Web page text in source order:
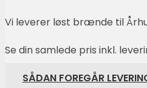
Vi leverer løst brænde til
Se din samlede pris inkl.
SÅDAN FOREGÅR